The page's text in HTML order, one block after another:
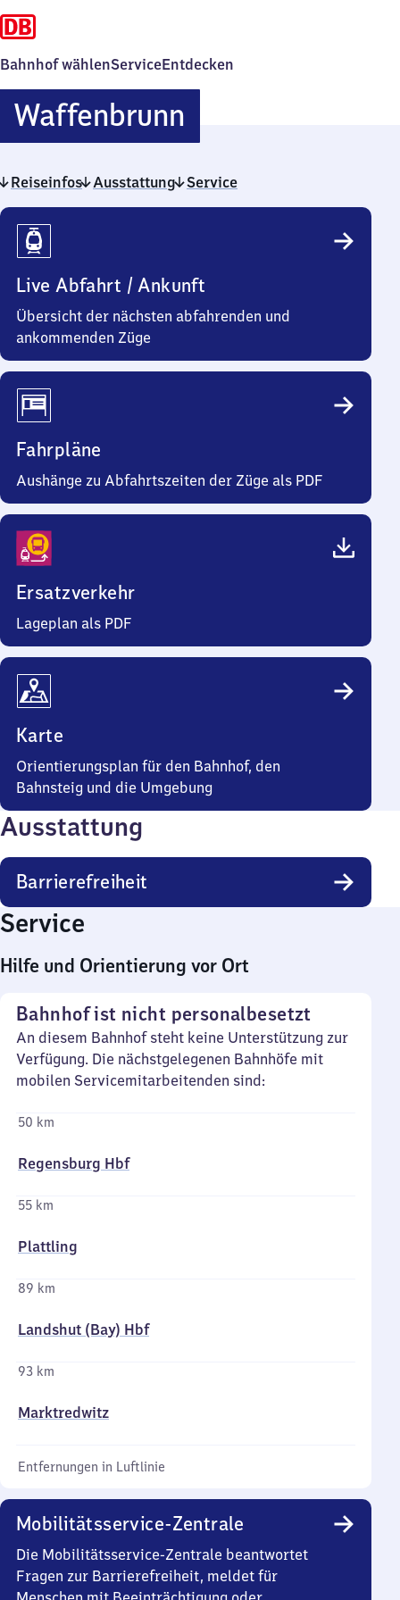
Bahnhof wählenServiceEntdecken
WaffenbrunnWaffenbrunn
Reiseinfos Ausstattung Service
Reiseinfos
Live Abfahrt / Ankunft
Übersicht der nächsten abfahrenden und
ankommenden Züge
Fahrpläne
Aushänge zu Abfahrtszeiten der Züge als PDF
Ersatzverkehr
Lageplan als PDF
Karte
Orientierungsplan für den Bahnhof, den
Bahnsteig und die Umgebung
Ausstattung
Barrierefreiheit
Service
Hilfe und Orientierung vor Ort
Bahnhof ist nicht personalbesetzt
An diesem Bahnhof steht keine Unterstützung zur
Verfügung. Die nächstgelegenen Bahnhöfe mit
mobilen Servicemitarbeitenden sind:
50 km
Regensburg Hbf
55 km
Plattling
89 km
Landshut (Bay) Hbf
93 km
Marktredwitz
Entfernungen in Luftlinie
Mobilitätsservice-Zentrale
Die Mobilitätsservice-Zentrale beantwortet
Fragen zur Barrierefreiheit, meldet für